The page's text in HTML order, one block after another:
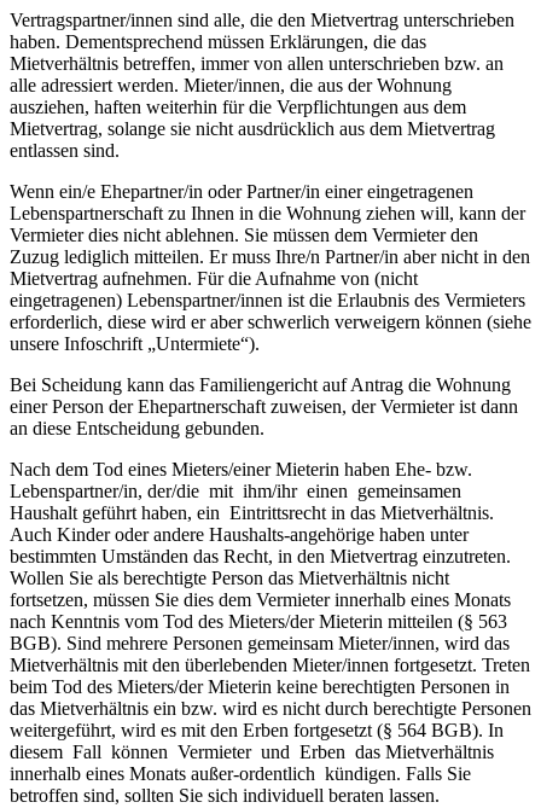
Vertragspartner/innen sind alle, die den Mietvertrag unterschrieben
haben. Dementsprechend müssen Erklärungen, die das
Mietverhältnis betreffen, immer von allen unterschrieben bzw. an
alle adressiert werden. Mieter/innen, die aus der Wohnung
ausziehen, haften weiterhin für die Verpflichtungen aus dem
Mietvertrag, solange sie nicht ausdrücklich aus dem Mietvertrag
entlassen sind.
Wenn ein/e Ehepartner/in oder Partner/in einer eingetragenen
Lebenspartnerschaft zu Ihnen in die Wohnung ziehen will, kann der
Vermieter dies nicht ablehnen. Sie müssen dem Vermieter den
Zuzug lediglich mitteilen. Er muss Ihre/n Partner/in aber nicht in den
Mietvertrag aufnehmen. Für die Aufnahme von (nicht
eingetragenen) Lebenspartner/innen ist die Erlaubnis des Vermieters
erforderlich, diese wird er aber schwerlich verweigern können (siehe
unsere Infoschrift „Untermiete“).
Bei Scheidung kann das Familiengericht auf Antrag die Wohnung
einer Person der Ehepartnerschaft zuweisen, der Vermieter ist dann
an diese Entscheidung gebunden.
Nach dem Tod eines Mieters/einer Mieterin haben Ehe- bzw.
Lebenspartner/in, der/die mit ihm/ihr einen gemeinsamen
Haushalt geführt haben, ein Eintrittsrecht in das Mietverhältnis.
Auch Kinder oder andere Haushalts-angehörige haben unter
bestimmten Umständen das Recht, in den Mietvertrag einzutreten.
Wollen Sie als berechtigte Person das Mietverhältnis nicht
fortsetzen, müssen Sie dies dem Vermieter innerhalb eines Monats
nach Kenntnis vom Tod des Mieters/der Mieterin mitteilen (§ 563
BGB). Sind mehrere Personen gemeinsam Mieter/innen, wird das
Mietverhältnis mit den überlebenden Mieter/innen fortgesetzt. Treten
beim Tod des Mieters/der Mieterin keine berechtigten Personen in
das Mietverhältnis ein bzw. wird es nicht durch berechtigte Personen
weitergeführt, wird es mit den Erben fortgesetzt (§ 564 BGB). In
diesem Fall können Vermieter und Erben das Mietverhältnis
innerhalb eines Monats außer-ordentlich kündigen. Falls Sie
betroffen sind, sollten Sie sich individuell beraten lassen.